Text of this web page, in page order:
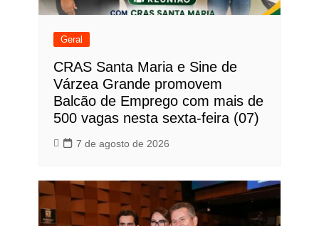
Geral
CRAS Santa Maria e Sine de
Várzea Grande promovem
Balcão de Emprego com mais de
500 vagas nesta sexta-feira (07)
7 de agosto de 2026